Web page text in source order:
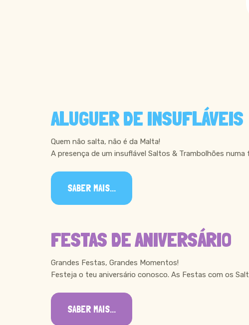
ALUGUER DE INSUFLÁVEIS
Quem não salta, não é da Malta!
A presença de um insuflável Saltos & Trambolhões
SABER MAIS...
FESTAS DE ANIVERSÁRIO
Grandes Festas, Grandes Momentos!
Festeja o teu aniversário conosco. As Festas com os
SABER MAIS...